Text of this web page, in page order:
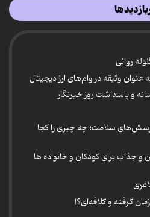
روانی
عنوان وثیقه در وام‌های ارز دیجیتال
و پاسداشت روز خبرنگار
سلامت؛ چه چیزی را کجا
جذاب برای کودکان و خانواده ها
گرفته و کلافه‌ای؟!